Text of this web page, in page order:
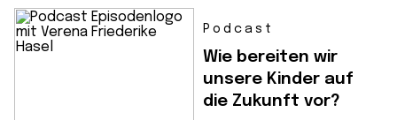
Podcast
Wie bereiten wir
unsere Kinder auf
die Zukunft vor?